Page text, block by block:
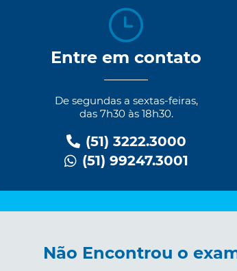
Entre em contato
De segundas a sextas-feiras,
das 7h30 às 18h30.
(51) 3222.3000
(51) 99247.3001
Não Encontrou o